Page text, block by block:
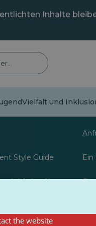
Inhalte
Vielfalt und
für Journalisten
Style Guide
für
the website